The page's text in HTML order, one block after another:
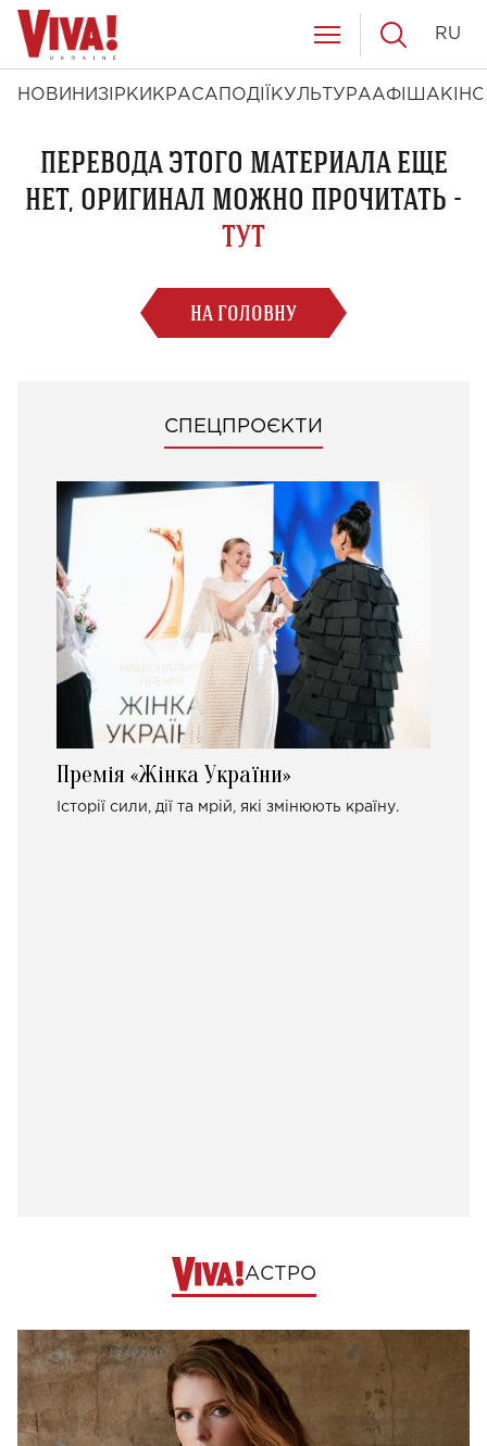
НОВИНИ ЗІРКИ КРАСА ПОДІЇ КУЛЬТУРААФІША КІНО
RU
ПЕРЕВОДА ЭТОГО МАТЕРИАЛА ЕЩЕ
НЕТ, ОРИГИНАЛ МОЖНО ПРОЧИТАТЬ -
ТУТ
НА ГОЛОВНУ
СПЕЦПРОЄКТИ
Премія «Жінка України»
Історії сили, дії та мрій, які змінюють країну.
АСТРО